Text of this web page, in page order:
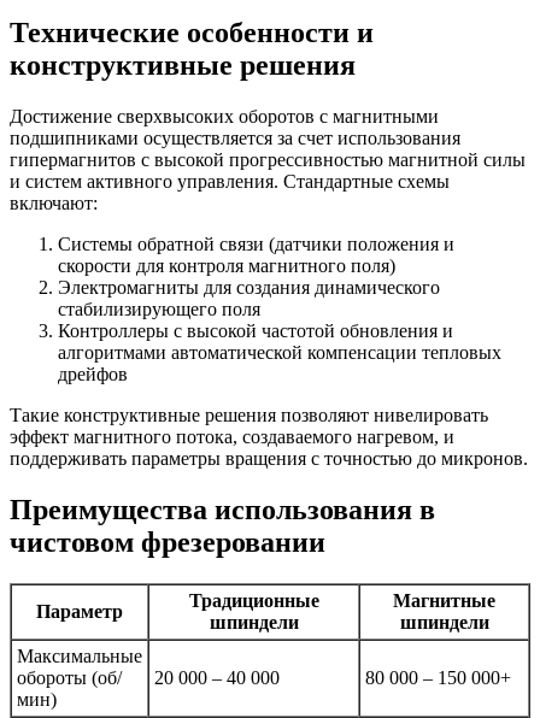
Технические особенности и
конструктивные решения
Достижение сверхвысоких оборотов с магнитными
подшипниками осуществляется за счет использования
гипермагнитов с высокой прогрессивностью магнитной силы
и систем активного управления. Стандартные схемы
включают:
Системы обратной связи (датчики положения и
скорости для контроля магнитного поля)
Электромагниты для создания динамического
стабилизирующего поля
Контроллеры с высокой частотой обновления и
алгоритмами автоматической компенсации тепловых
дрейфов
Такие конструктивные решения позволяют нивелировать
эффект магнитного потока, создаваемого нагревом, и
поддерживать параметры вращения с точностью до микронов.
Преимущества использования в
чистовом фрезеровании
Параметр
Традиционные
шпиндели
Магнитные
шпиндели
Максимальные
обороты (об/
мин)
20 000 – 40 000 80 000 – 150 000+